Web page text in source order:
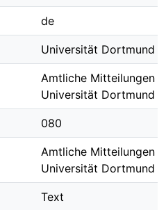
de
Universität Dortmund
Amtliche Mitteilungen
Universität Dortmund ;
080
Amtliche Mitteilungen
Universität Dortmund
Text